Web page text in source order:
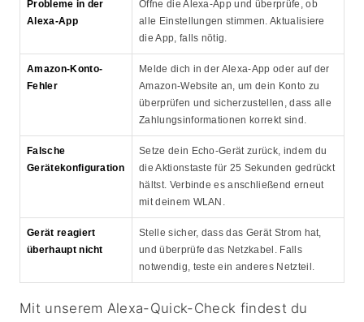
Probleme in der
Alexa-App
Öffne die Alexa-App und überprüfe, ob
alle Einstellungen stimmen. Aktualisiere
die App, falls nötig.
Amazon-Konto-
Fehler
Melde dich in der Alexa-App oder auf der
Amazon-Website an, um dein Konto zu
überprüfen und sicherzustellen, dass alle
Zahlungsinformationen korrekt sind.
Falsche
Gerätekonfiguration
Setze dein Echo-Gerät zurück, indem du
die Aktionstaste für 25 Sekunden gedrückt
hältst. Verbinde es anschließend erneut
mit deinem WLAN.
Gerät reagiert
überhaupt nicht
Stelle sicher, dass das Gerät Strom hat,
und überprüfe das Netzkabel. Falls
notwendig, teste ein anderes Netzteil.
Mit unserem Alexa-Quick-Check findest du